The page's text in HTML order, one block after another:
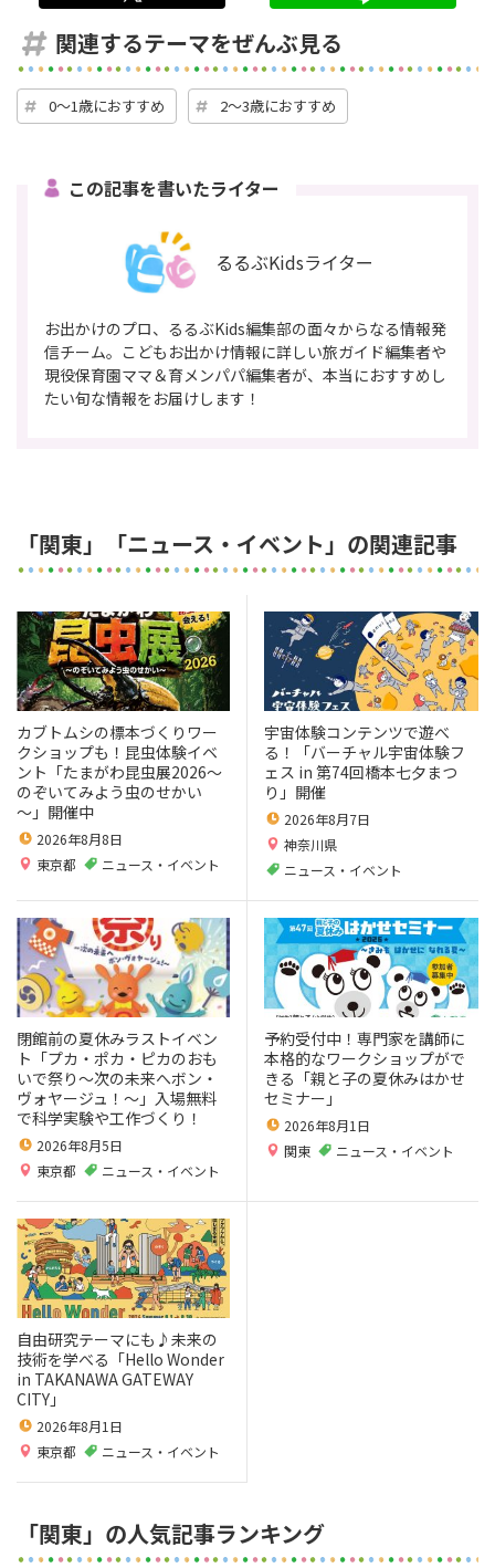
関連するテーマをぜんぶ見る
0～1歳におすすめ 2～3歳におすすめ
この記事を書いたライター
るるぶKidsライター
お出かけのプロ、るるぶKids編集部の面々からなる情報発
信チーム。こどもお出かけ情報に詳しい旅ガイド編集者や
現役保育園ママ＆育メンパパ編集者が、本当におすすめし
たい旬な情報をお届けします！
「関東」「ニュース・イベント」の関連記事
カブトムシの標本づくりワー
クショップも！昆虫体験イベ
ント「たまがわ昆虫展2026～
のぞいてみよう虫のせかい
～」開催中
2026年8月8日
東京都
ニュース・イベント
宇宙体験コンテンツで遊べ
る！「バーチャル宇宙体験フ
ェス in 第74回橋本七夕まつ
り」開催
2026年8月7日
神奈川県
ニュース・イベント
閉館前の夏休みラストイベン
ト「プカ・ポカ・ピカのおも
いで祭り～次の未来へボン・
ヴォヤージュ！～」入場無料
で科学実験や工作づくり！
2026年8月5日
東京都
ニュース・イベント
予約受付中！専門家を講師に
本格的なワークショップがで
きる「親と子の夏休みはかせ
セミナー」
2026年8月1日
関東
ニュース・イベント
自由研究テーマにも♪未来の
技術を学べる「Hello Wonder
in TAKANAWA GATEWAY
CITY」
2026年8月1日
東京都
ニュース・イベント
「関東」の人気記事ランキング